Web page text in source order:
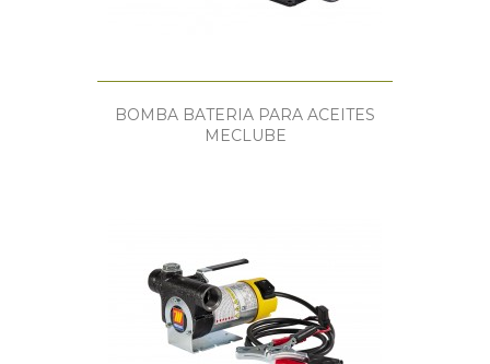
BOMBA BATERIA PARA ACEITES
MECLUBE